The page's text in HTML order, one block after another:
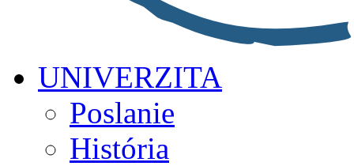
UNIVERZITA
Poslanie
História